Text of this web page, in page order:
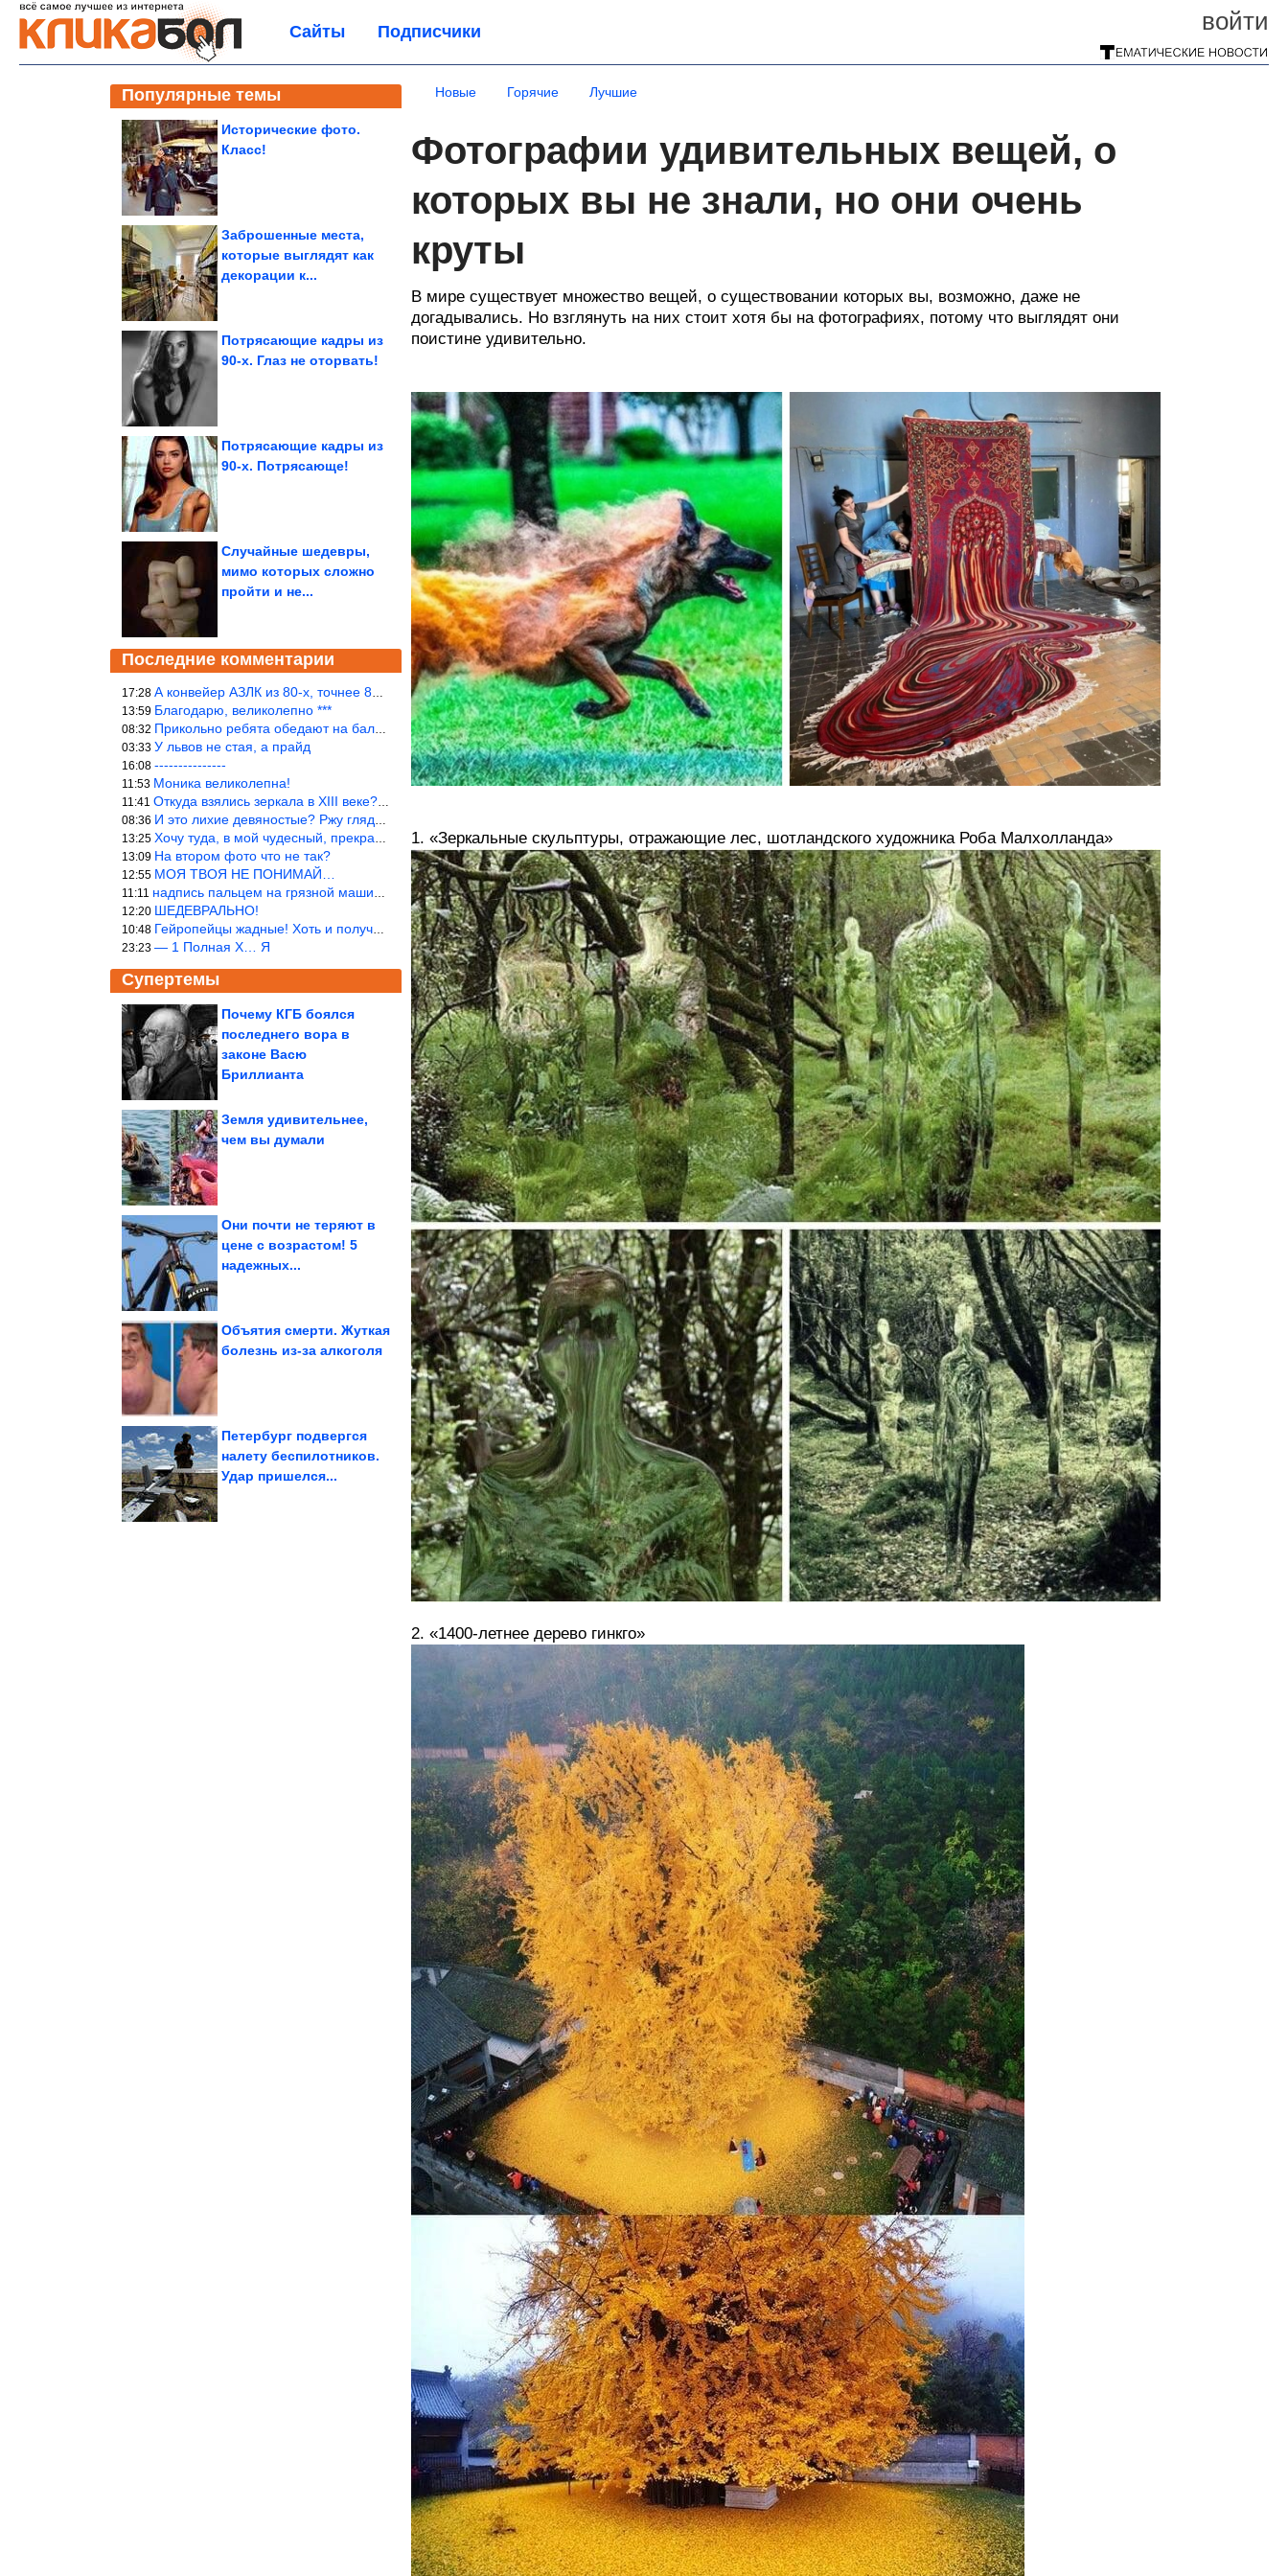
войти
Сайты Подписчики
Популярные темы
Исторические фото.
Класс!
Заброшенные места,
которые выглядят как
декорации к...
Потрясающие кадры из
90-х. Глаз не оторвать!
Потрясающие кадры из
90-х. Потрясающе!
Случайные шедевры,
мимо которых сложно
пройти и не...
Последние комментарии
17:28 А конвейер АЗЛК из 80-х, точнее 86-87 годы. «Москвичи»-то из пер
13:59 Благодарю, великолепно ***
08:32 Прикольно ребята обедают на балке...))
03:33 У львов не стая, а прайд
16:08 ---------------
11:53 Моника великолепна!
11:41 Откуда взялись зеркала в XIII веке? Вы ничего не перепутали?
08:36 И это лихие девяностые? Ржу глядя в окно!!!
13:25 Хочу туда, в мой чудесный, прекрасный мир.
13:09 На втором фото что не так?
12:55 МОЯ ТВОЯ НЕ ПОНИМАЙ…
11:11 надпись пальцем на грязной машине «Помой меня»!
12:20 ШЕДЕВРАЛЬНО!
10:48 Гейропейцы жадные! Хоть и получают в десять раз больше жителей б
23:23 — 1 Полная Х… Я
Супертемы
Почему КГБ боялся
последнего вора в
законе Васю
Бриллианта
Как живёт в свои 56
«колбасного короля»...
Земля удивительнее,
чем вы думали
Одиночество и спорт.
Они почти не теряют в
цене с возрастом! 5
надежных...
Объятия смерти. Жуткая
болезнь из-за алкоголя
Петербург подвергся
налету беспилотников.
Удар пришелся...
научились по игольным
ушкам...
Новые Горячие Лучшие
Фотографии удивительных вещей, о
которых вы не знали, но они очень
круты
В мире существует множество вещей, о существовании которых вы, возможно, даже не
догадывались. Но взглянуть на них стоит хотя бы на фотографиях, потому что выглядят они
поистине удивительно.
1. «Зеркальные скульптуры, отражающие лес, шотландского художника Роба Малхолланда»
2. «1400-летнее дерево гинкго»